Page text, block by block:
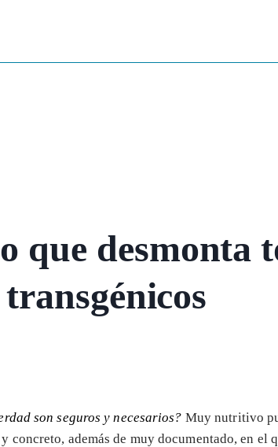
que desmonta
son seguros y necesarios? Muy nutritivo
concreto, además de muy documentado, en